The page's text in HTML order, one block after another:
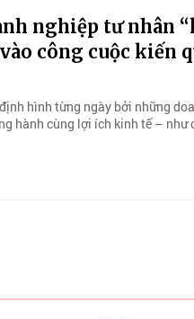
nghiệp tư nhân
công cuộc kiến
hình từng ngày bởi những
hành cùng lợi ích kinh tế – như